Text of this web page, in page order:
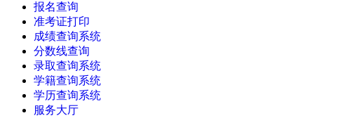
报名查询
准考证打印
成绩查询系统
分数线查询
录取查询系统
学籍查询系统
学历查询系统
服务大厅